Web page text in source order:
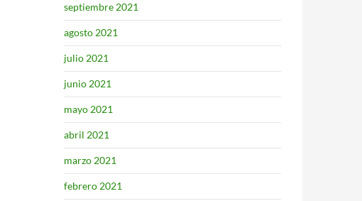
septiembre 2021
agosto 2021
julio 2021
junio 2021
mayo 2021
abril 2021
marzo 2021
febrero 2021